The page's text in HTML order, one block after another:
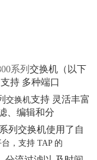
系列 交换机（以下
持 多种端口
交换机支持 灵活丰富
、编辑和分
系列交换机使用了自
，支持 TAP 的